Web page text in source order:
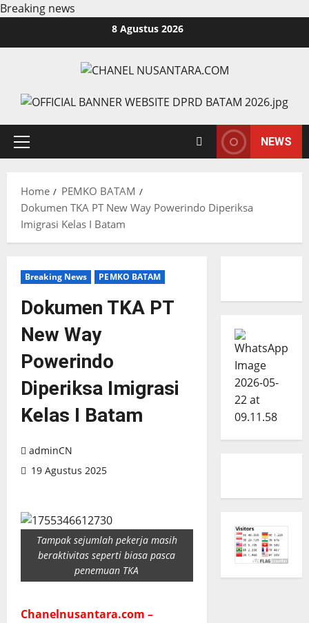
Breaking news
8 Agustus 2026
Primary
NEWS
Home
PEMKO BATAM
Dokumen TKA PT New Way Powerindo Diperiksa
Imigrasi Kelas I Batam
Breaking News PEMKO BATAM
Dokumen TKA PT
New Way
Powerindo
Diperiksa Imigrasi
Kelas I Batam
adminCN
19 Agustus 2025
Tampak sejumlah pekerja masih
beraktivitas seperti biasa pasca
penemuan TKA
Chanelnusantara.com –